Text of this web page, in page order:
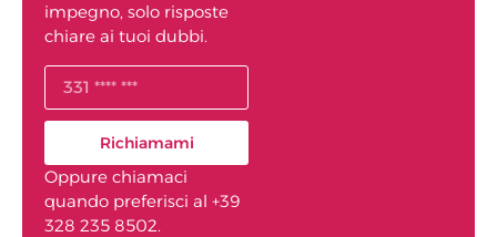
impegno, solo risposte
chiare ai tuoi dubbi.
Richiamami
Oppure chiamaci
quando preferisci al +39
328 235 8502.